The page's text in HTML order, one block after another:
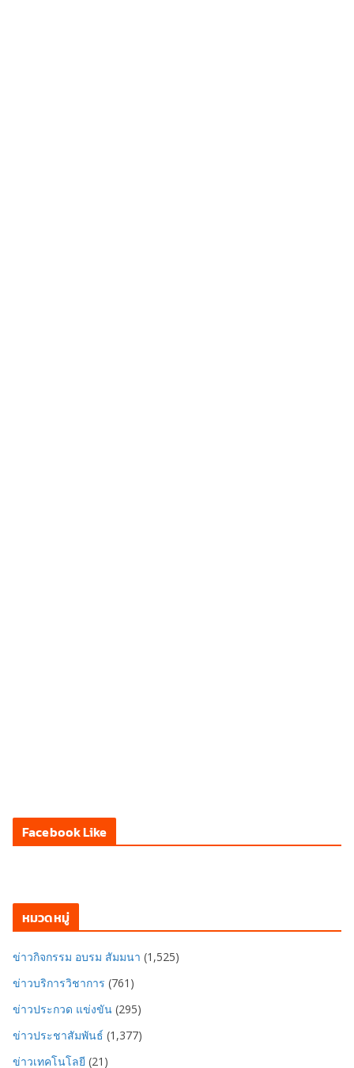
Facebook Like
หมวดหมู่
ข่าวกิจกรรม อบรม สัมมนา (1,525)
ข่าวบริการวิชาการ (761)
ข่าวประกวด แข่งขัน (295)
ข่าวประชาสัมพันธ์ (1,377)
ข่าวเทคโนโลยี (21)